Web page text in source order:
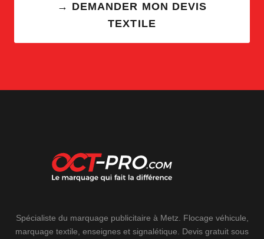
→ DEMANDER MON DEVIS
TEXTILE
Spécialiste du marquage publicitaire à Metz. Flocage véhicule,
marquage textile, enseignes et signalétique. Devis gratuit sous